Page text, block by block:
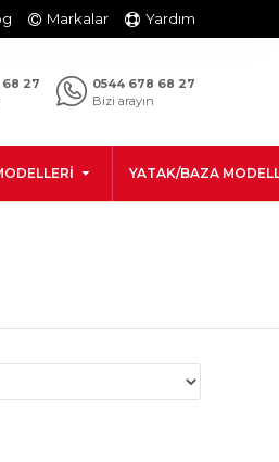
Markalar Yardım
27
0544 678 68 27
Bizi arayın
YATAK/BAZA